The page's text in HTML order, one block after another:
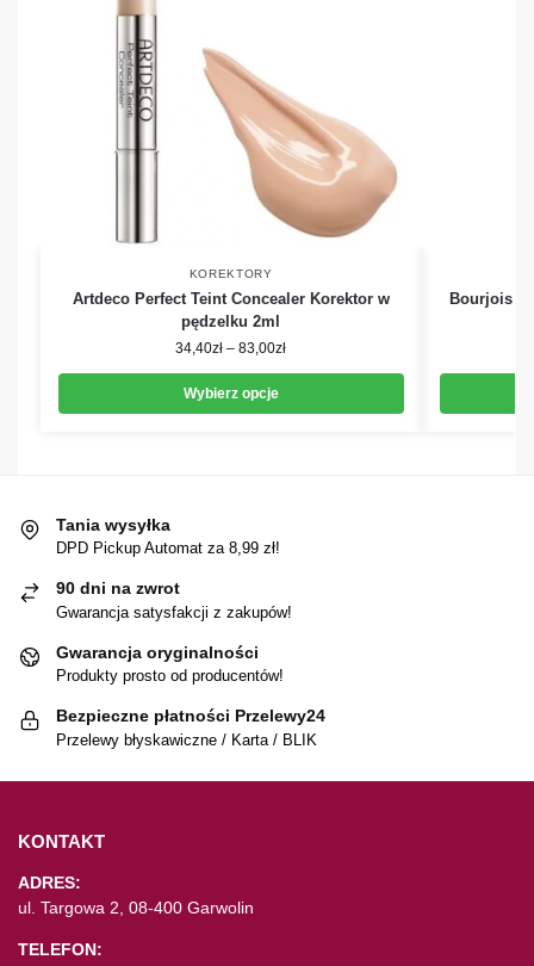
KOREKTORY
Artdeco Perfect Teint Concealer Korektor w
pędzelku 2ml
34,40zł – 83,00zł
Wybierz opcje
Bourjois
Tania wysyłka
DPD Pickup Automat za 8,99 zł!
90 dni na zwrot
Gwarancja satysfakcji z zakupów!
Gwarancja oryginalności
Produkty prosto od producentów!
Bezpieczne płatności Przelewy24
Przelewy błyskawiczne / Karta / BLIK
KONTAKT
ADRES:
ul. Targowa 2, 08-400 Garwolin
TELEFON: